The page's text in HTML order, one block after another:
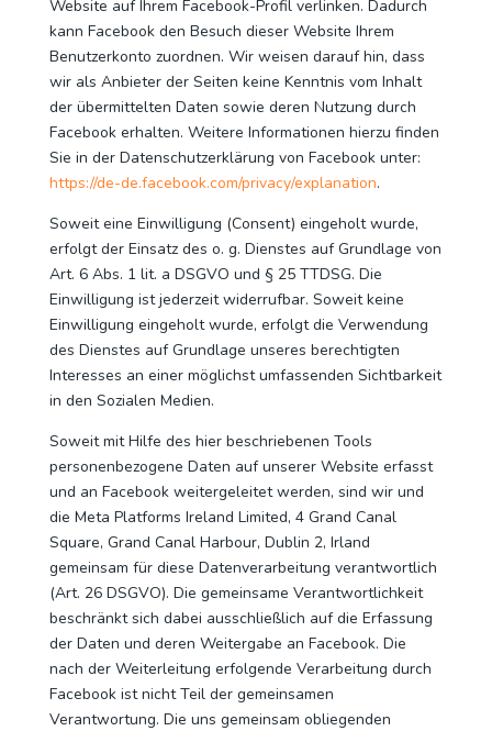
Website auf Ihrem Facebook-Profil verlinken. Dadurch
kann Facebook den Besuch dieser Website Ihrem
Benutzerkonto zuordnen. Wir weisen darauf hin, dass
wir als Anbieter der Seiten keine Kenntnis vom Inhalt
der übermittelten Daten sowie deren Nutzung durch
Facebook erhalten. Weitere Informationen hierzu finden
Sie in der Datenschutzerklärung von Facebook unter:
https://de-de.facebook.com/privacy/explanation.
Soweit eine Einwilligung (Consent) eingeholt wurde,
erfolgt der Einsatz des o. g. Dienstes auf Grundlage von
Art. 6 Abs. 1 lit. a DSGVO und § 25 TTDSG. Die
Einwilligung ist jederzeit widerrufbar. Soweit keine
Einwilligung eingeholt wurde, erfolgt die Verwendung
des Dienstes auf Grundlage unseres berechtigten
Interesses an einer möglichst umfassenden Sichtbarkeit
in den Sozialen Medien.
Soweit mit Hilfe des hier beschriebenen Tools
personenbezogene Daten auf unserer Website erfasst
und an Facebook weitergeleitet werden, sind wir und
die Meta Platforms Ireland Limited, 4 Grand Canal
Square, Grand Canal Harbour, Dublin 2, Irland
gemeinsam für diese Datenverarbeitung verantwortlich
(Art. 26 DSGVO). Die gemeinsame Verantwortlichkeit
beschränkt sich dabei ausschließlich auf die Erfassung
der Daten und deren Weitergabe an Facebook. Die
nach der Weiterleitung erfolgende Verarbeitung durch
Facebook ist nicht Teil der gemeinsamen
Verantwortung. Die uns gemeinsam obliegenden